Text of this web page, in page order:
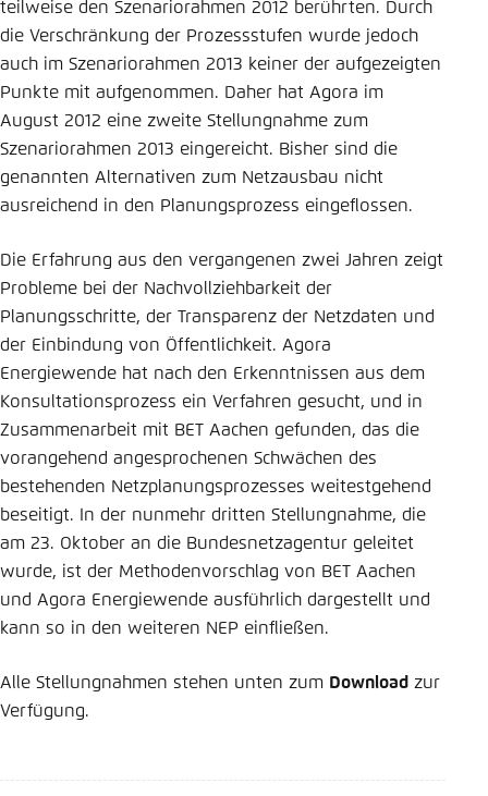
teilweise den Szenariorahmen 2012 berührten. Durch
die Verschränkung der Prozessstufen wurde jedoch
auch im Szenariorahmen 2013 keiner der aufgezeigten
Punkte mit aufgenommen. Daher hat Agora im
August 2012 eine zweite Stellungnahme zum
Szenariorahmen 2013 eingereicht. Bisher sind die
genannten Alternativen zum Netzausbau nicht
ausreichend in den Planungsprozess eingeflossen.
Die Erfahrung aus den vergangenen zwei Jahren zeigt
Probleme bei der Nachvollziehbarkeit der
Planungsschritte, der Transparenz der Netzdaten und
der Einbindung von Öffentlichkeit. Agora
Energiewende hat nach den Erkenntnissen aus dem
Konsultationsprozess ein Verfahren gesucht, und in
Zusammenarbeit mit BET Aachen gefunden, das die
vorangehend angesprochenen Schwächen des
bestehenden Netzplanungsprozesses weitestgehend
beseitigt. In der nunmehr dritten Stellungnahme, die
am 23. Oktober an die Bundesnetzagentur geleitet
wurde, ist der Methodenvorschlag von BET Aachen
und Agora Energiewende ausführlich dargestellt und
kann so in den weiteren NEP einfließen.
Alle Stellungnahmen stehen unten zum Download zur
Verfügung.